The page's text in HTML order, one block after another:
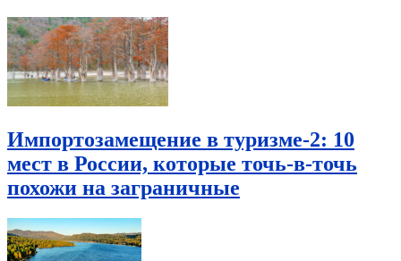
Импортозамещение в туризме-2: 10
мест в России, которые точь-в-точь
похожи на заграничные